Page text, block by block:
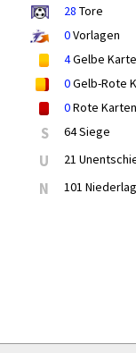
28 Tore
0Vorlagen
4Gelbe
0Gelb-Rote
0Rote Karten
S 64 Siege
U 21
N 101